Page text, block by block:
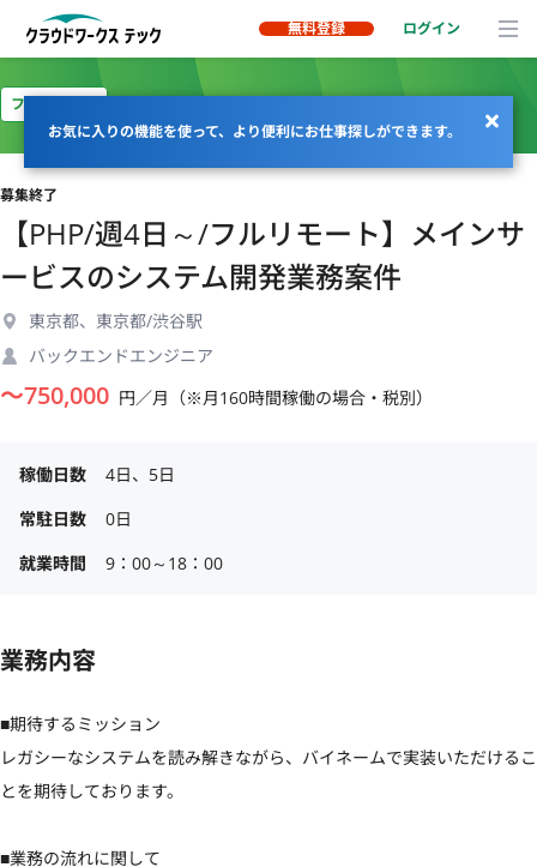
無料登録 ログイン
お気に入りの機能を使って、より便利にお仕事探しができます。
フルリモート
募集終了
【PHP/週4日～/フルリモート】メインサ
ービスのシステム開発業務案件
東京都、東京都/渋谷駅
バックエンドエンジニア
〜750,000 円／月（※月160時間稼働の場合・税別）
稼働日数
4日、5日
常駐日数
0日
就業時間
9：00～18：00
業務内容
■期待するミッション
レガシーなシステムを読み解きながら、バイネームで実装いただけるこ
とを期待しております。
■業務の流れに関して